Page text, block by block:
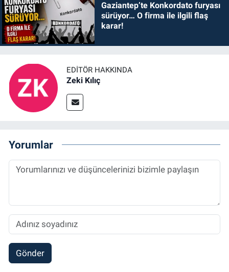
Gaziantep’te Konkordato furyası
sürüyor… O firma ile ilgili flaş
karar!
EDITÖR HAKKINDA
Zeki Kılıç
Yorumlar
Gönder